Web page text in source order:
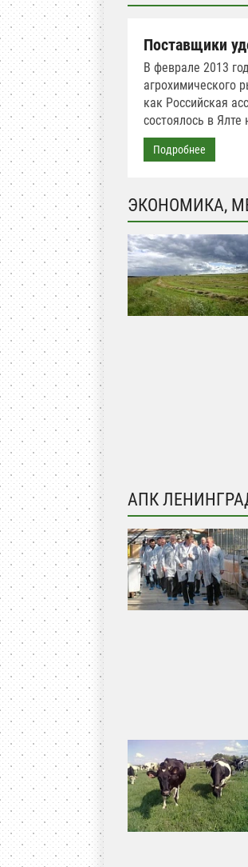
Поставщики
В феврале 2013
агрохимического
как Российская
состоялось в
Подробнее
ЭКОНОМИКА,
АПК